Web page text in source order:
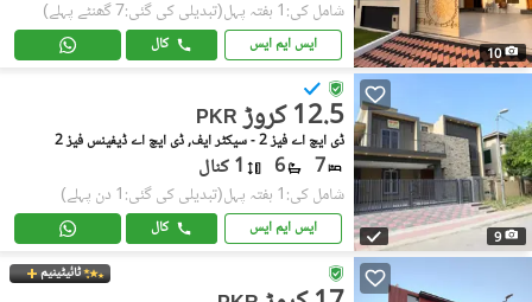
10
شامل کی:1 ہفتہ پہل (تبدیلی کی گئی:7 گھنٹے پہلے)
ایس ایم ایس کال
9
PKR 12.5 کروڑ
ڈی ایچ اے فیز 2 - سیکٹر ایف, ڈی ایچ اے ڈیفینس فیز 2
7
6 1 کنال
شامل کی:1 ہفتہ پہل (تبدیلی کی گئی:1 دن پہلے)
ایس ایم ایس کال
ٹائیٹینیم